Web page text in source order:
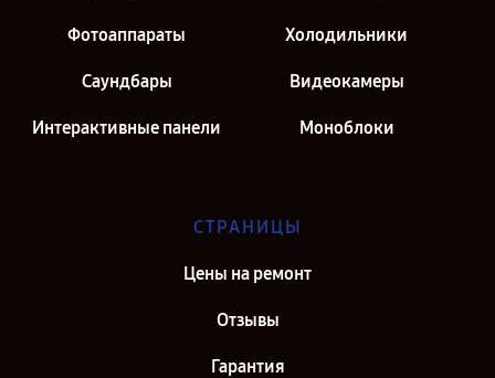
Фотоаппараты Холодильники
Саундбары Видеокамеры
Интерактивные панели Моноблоки
СТРАНИЦЫ
Цены на ремонт
Отзывы
Гарантия